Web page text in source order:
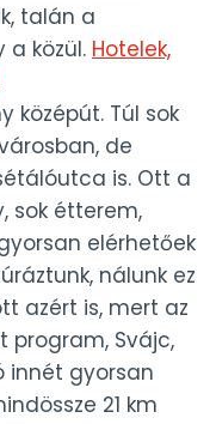
talán a
közül. Hotelek,
középút. Túl sok
de
is. Ott a
sok étterem,
elérhetőek
nálunk ez
azért is, mert az
program, Svájc,
innét gyorsan
21 km